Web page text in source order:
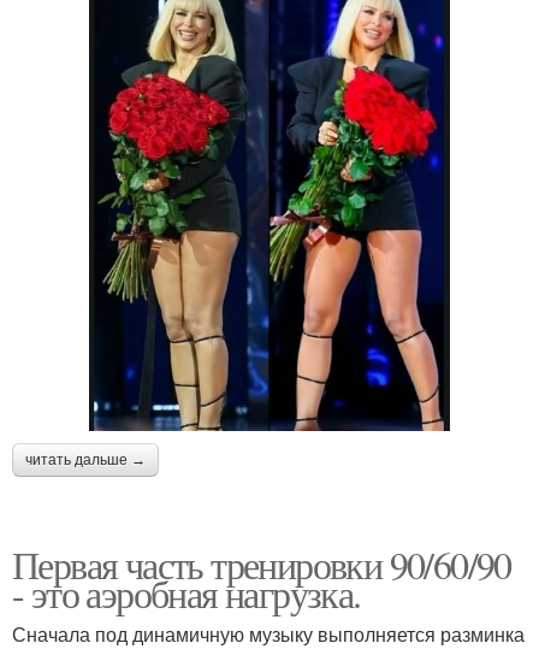
читать дальше →
Первая часть тренировки 90/60/90
- это аэробная нагрузка.
Сначала под динамичную музыку выполняется разминка